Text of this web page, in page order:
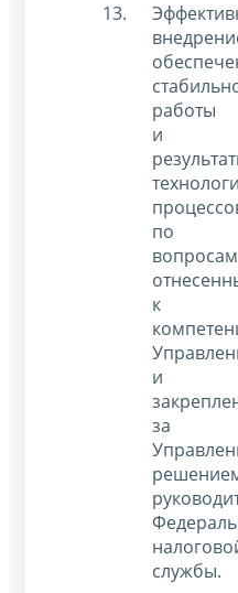
работы
и
по
к
и
за
службы.